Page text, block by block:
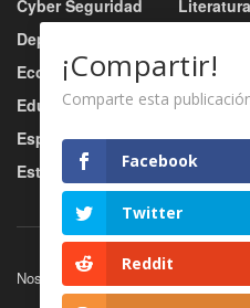
Cyber Seguridad
Deportes
Economía
Educación
Esports
Estilo De Vida
Literatura
Música
Música
Nacional
Negocio
Nosotros
¡Compartir!
Comparte esta
Facebook
Twitter
Reddit